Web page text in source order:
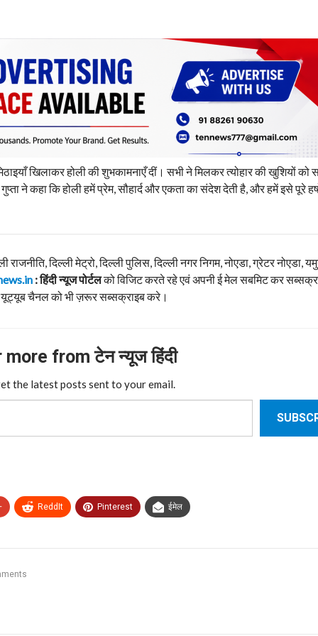
खिलाकर होली की शुभकामनाएँ दीं। सभी ने मिलकर त्योहार की खुशियों को
ने कहा कि होली हमें प्रेम, सौहार्द और एकता का संदेश देती है, और हमें इसे पूरे
राजनीति, दिल्ली मेट्रो, दिल्ली पुलिस, दिल्ली नगर निगम, नोएडा, ग्रेटर नोएडा,
: हिंदी न्यूज पोर्टलको विजिट करते रहे एवं अपनी ई मेल सबमिट कर
चैनल को भी ज़रूर सब्सक्राइब करे।
from टेन न्यूज हिंदी
the latest posts sent to your email.
ReddIt Pinterest ईमेल